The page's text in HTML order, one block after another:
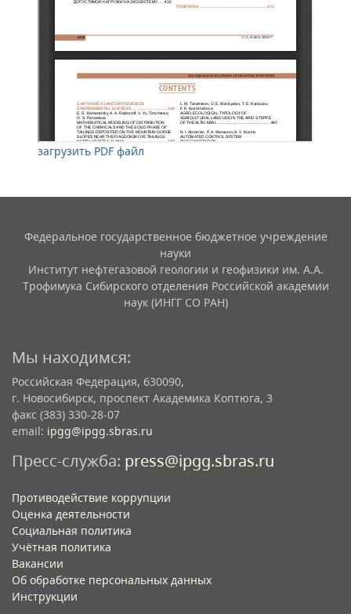
загрузить PDF файл
Федеральное государственное бюджетное учреждение
науки
Институт нефтегазовой геологии и геофизики им. А.А.
Трофимука Сибирского отделения Российской академии
наук (ИНГГ СО РАН)
Мы находимся:
Российская Федерация, 630090,
г. Новосибирск, проспект Академика Коптюга, 3
факс (383) 330-28-07
email: ipgg@ipgg.sbras.ru
Пресс-служба: press@ipgg.sbras.ru
Противодействие коррупции
Оценка деятельности
Социальная политика
Учётная политика​
Вакансии​
Об обработке персональных данных​
Инструкции​